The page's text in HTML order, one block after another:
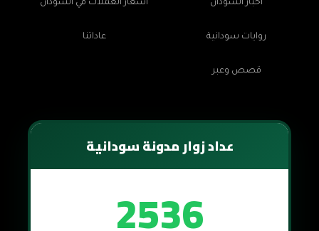
أخبار السودان أسعار العملات في السودان
روايات سودانية عاداتنا
قصص وعبر
عداد زوار مدونة سودانية
2536